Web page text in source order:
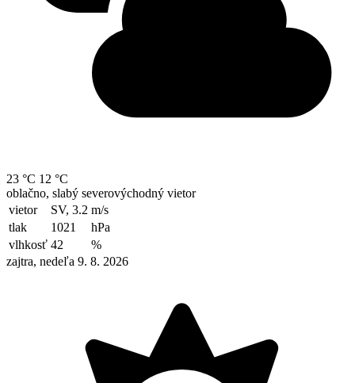
23 °C 12 °C
oblačno, slabý severovýchodný vietor
vietor
SV, 3.2 m/s
tlak
1021
hPa
vlhkosť 42
%
zajtra, nedeľa 9. 8. 2026